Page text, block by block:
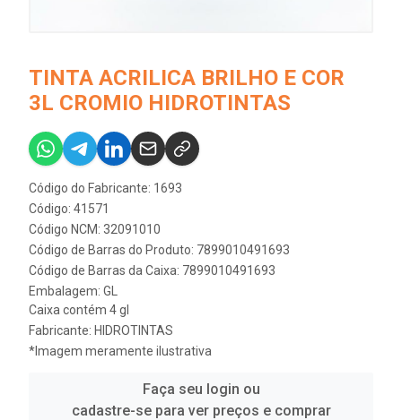
TINTA ACRILICA BRILHO E COR
3L CROMIO HIDROTINTAS
Código do Fabricante: 1693
Código: 41571
Código NCM: 32091010
Código de Barras do Produto: 7899010491693
Código de Barras da Caixa: 7899010491693
Embalagem: GL
Caixa contém 4 gl
Fabricante: HIDROTINTAS
*Imagem meramente ilustrativa
Faça seu login ou
cadastre-se para ver preços e comprar